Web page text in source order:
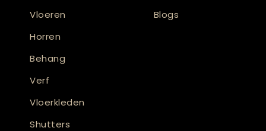
Vloeren
Horren
Behang
Verf
Vloerkleden
Shutters
Blogs